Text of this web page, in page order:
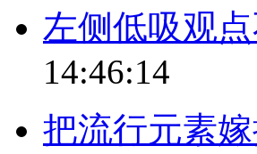
左侧低吸观
14:46:14
把流行元素